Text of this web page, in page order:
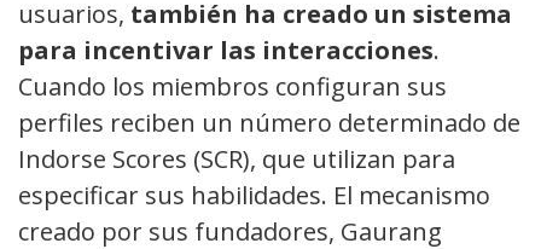
usuarios, también ha creado un sistema
para incentivar las interacciones.
Cuando los miembros configuran sus
perfiles reciben un número determinado de
Indorse Scores (SCR), que utilizan para
especificar sus habilidades. El mecanismo
creado por sus fundadores, Gaurang